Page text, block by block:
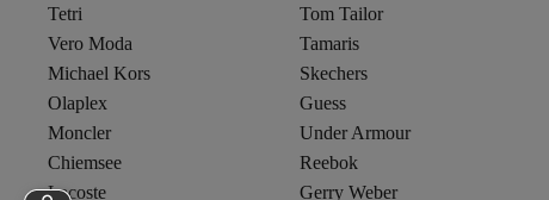
Tetri
Tom Tailor
Vero Moda
Tamaris
Michael Kors
Skechers
Olaplex
Guess
Moncler
Under Armour
Chiemsee
Reebok
Lacoste
Gerry Weber